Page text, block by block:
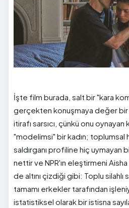
İşte film burada, salt bir "kara
gerçekten konuşmaya değer bir
itirafı sarsıcı, çünkü onu oynayan
"modelimsi" bir kadın; toplumsal
saldırganı profiline hiç uymayan
nettir ve NPR'ın eleştirmeni
de altını çizdiği gibi: Toplu silahlı
tamamı erkekler tarafından
istatistiksel olarak bir istisna